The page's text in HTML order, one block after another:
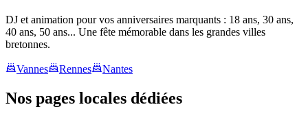
DJ et animation pour vos anniversaires marquants : 18 ans, 30 ans,
40 ans, 50 ans... Une fête mémorable dans les grandes villes
bretonnes.
Vannes Rennes Nantes
Nos pages locales dédiées